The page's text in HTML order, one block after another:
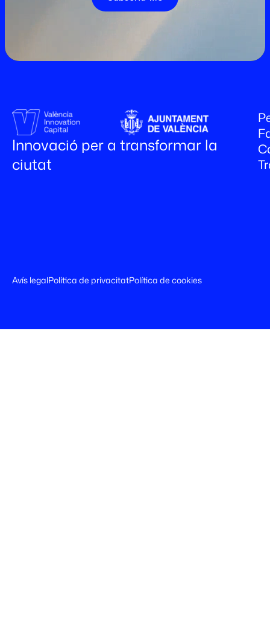
Innovació per a transformar la
ciutat
Avís legalPolítica de privacitatPolítica de cookies